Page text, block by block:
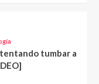
tumbar a